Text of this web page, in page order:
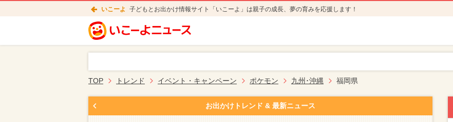
いこーよ 子どもとお出かけ情報サイト「いこーよ」は親子の成長、夢の育みを応援します！
TOP トレンド イベント・キャンペーン ポケモン 九州･沖縄 福岡県
お出かけトレンド & 最新ニュース